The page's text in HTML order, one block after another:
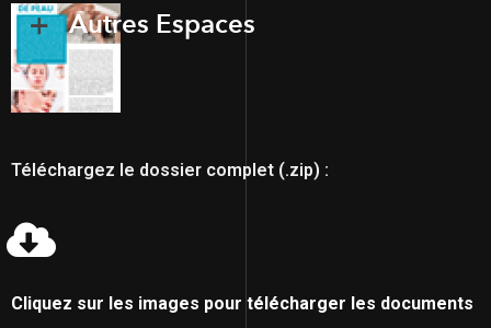
Autres Espaces
Téléchargez le dossier complet (.zip) :
Cliquez sur les images pour télécharger les documents